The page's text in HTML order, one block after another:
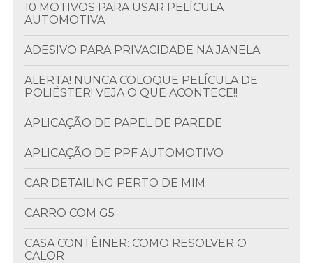
10 MOTIVOS PARA USAR PELÍCULA
AUTOMOTIVA
ADESIVO PARA PRIVACIDADE NA JANELA
ALERTA! NUNCA COLOQUE PELÍCULA DE
POLIÉSTER! VEJA O QUE ACONTECE!!
APLICAÇÃO DE PAPEL DE PAREDE
APLICAÇÃO DE PPF AUTOMOTIVO
CAR DETAILING PERTO DE MIM
CARRO COM G5
CASA CONTÊINER: COMO RESOLVER O
CALOR